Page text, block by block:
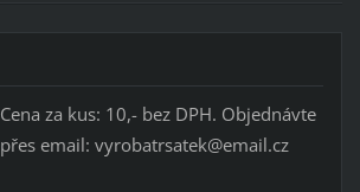
Cena za kus: 10,- bez DPH. Objednávte
přes email: vyrobatrsatek@email.cz